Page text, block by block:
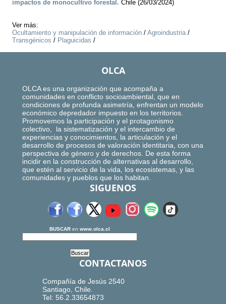
impactos de monocultivo forestal. Chile (26/03/2024)
Ver más:
Ocultamiento y manipulación de información / Agroindustria/
Transgénicos / Plaguicidas /
OLCA
OLCA es una organización que acompaña a
comunidades en conflicto socioambiental, que en
condiciones de profunda asimetría, enfrentan un modelo
económico depredador impuesto en los territorios.
Promovemos la participación y el protagonismo
colectivo, la sistematización y el intercambio de
experiencias y conocimientos, la articulación y el
desarrollo de procesos de valoración identitaria, con una
perspectiva de género y de derechos. De esta forma
incidir en la construcción de alternativas al desarrollo,
que estén al servicio de la vida, los ecosistemas, y las
comunidades y pueblos que los habitan.
SIGUENOS
BUSCAR en www.olca.cl
CONTACTANOS
Compañía de Jesús 2540
Santiago, Chile.
Tel: 56.2.33654873